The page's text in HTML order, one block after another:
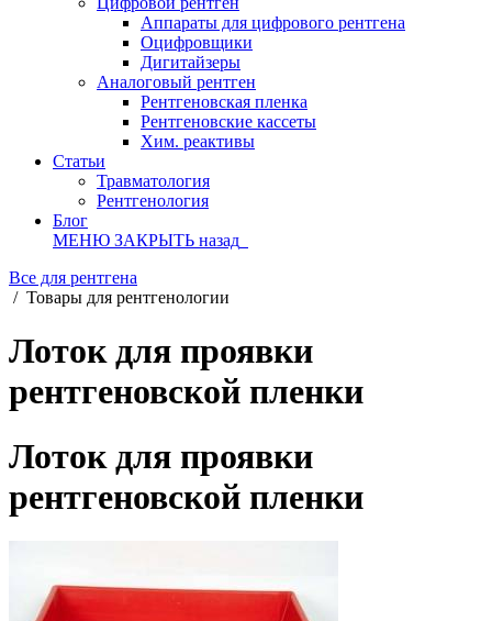
Аппараты для цифрового рентгена
Оцифровщики
Дигитайзеры
Аналоговый рентген
Рентгеновская пленка
Рентгеновские кассеты
Хим. реактивы
Статьи
Травматология
Рентгенология
Блог
МЕНЮ ЗАКРЫТЬ назад
Все для рентгена
/ Товары для рентгенологии
Лоток для проявки
рентгеновской пленки
Лоток для проявки
рентгеновской пленки